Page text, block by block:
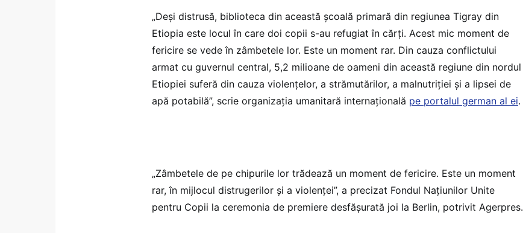
„Deși distrusă, biblioteca din această școală primară din regiunea Tigray din
Etiopia este locul în care doi copii s-au refugiat în cărți. Acest mic moment de
fericire se vede în zâmbetele lor. Este un moment rar. Din cauza conflictului
armat cu guvernul central, 5,2 milioane de oameni din această regiune din nordul
Etiopiei suferă din cauza violențelor, a strămutărilor, a malnutriției și a lipsei de
apă potabilă”, scrie organizația umanitară internațională pe portalul german al ei.
„Zâmbetele de pe chipurile lor trădează un moment de fericire. Este un moment
rar, în mijlocul distrugerilor şi a violenţei”, a precizat Fondul Naţiunilor Unite
pentru Copii la ceremonia de premiere desfăşurată joi la Berlin, potrivit Agerpres.